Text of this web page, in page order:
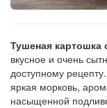
заказу
Тушеная картошка
вкусное и очень
доступному
яркая морковь,
насыщенной